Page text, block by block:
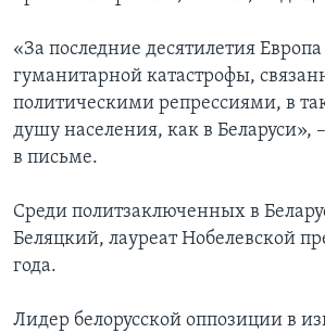
«За последние десятилетия
гуманитарной катастрофы,
политическими репрессиями, в
душу населения, как в Беларуси»,
в письме.
Среди политзаключенных в
Беляцкий, лауреат Нобелевской
года.
Лидер белорусской оппозиции в